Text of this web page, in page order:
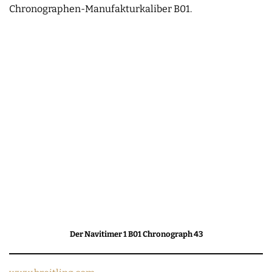
Chronographen-Manufakturkaliber B01.
Der Navitimer 1 B01 Chronograph 43